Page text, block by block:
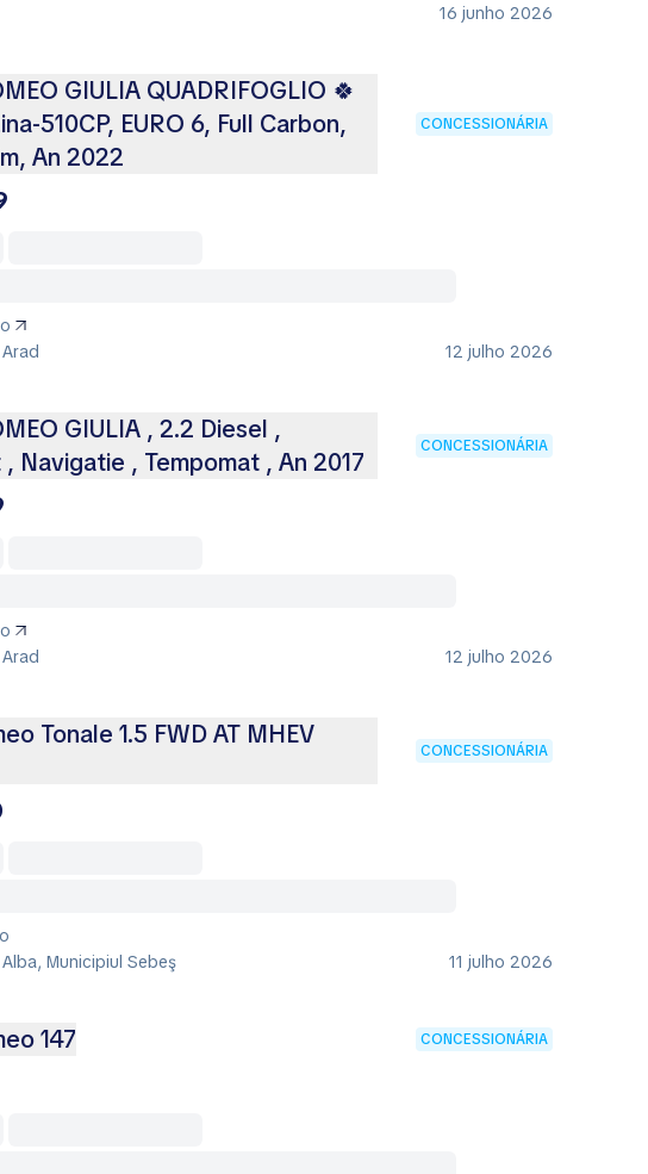
16 junho 2026
GIULIA QUADRIFOGLIO 🍀
510CP, EURO 6, Full Carbon,
An 2022
CONCESSIONÁRIA
12 julho 2026
GIULIA , 2.2 Diesel ,
Navigatie , Tempomat , An 2017
CONCESSIONÁRIA
12 julho 2026
Tonale 1.5 FWD AT MHEV
CONCESSIONÁRIA
Municipiul Sebeş
11 julho 2026
147 CONCESSIONÁRIA